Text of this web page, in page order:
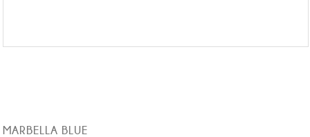
MARBELLA BLUE